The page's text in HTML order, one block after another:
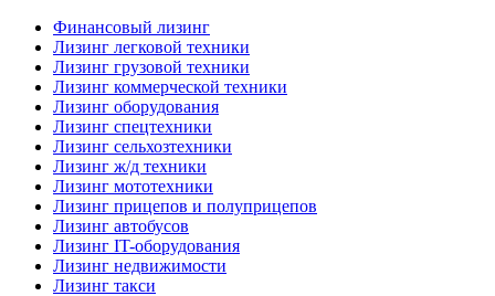
Финансовый лизинг
Лизинг легковой техники
Лизинг грузовой техники
Лизинг коммерческой техники
Лизинг оборудования
Лизинг спецтехники
Лизинг сельхозтехники
Лизинг ж/д техники
Лизинг мототехники
Лизинг прицепов и полуприцепов
Лизинг автобусов
Лизинг IT-оборудования
Лизинг недвижимости
Лизинг такси